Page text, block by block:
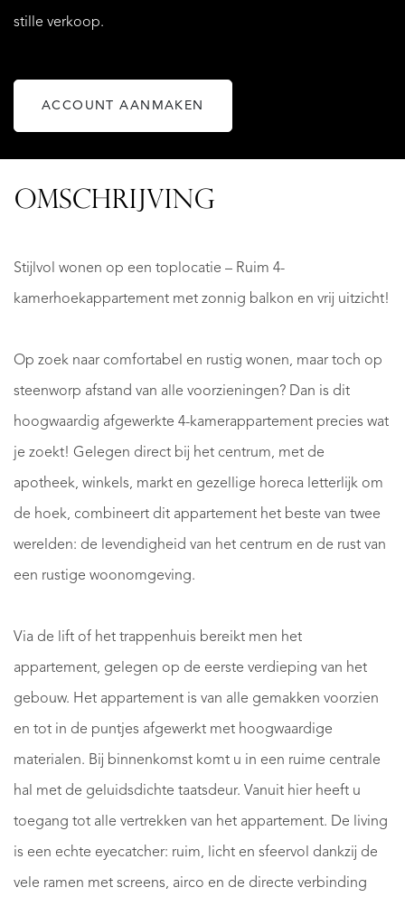
stille verkoop.
ACCOUNT AANMAKEN
OMSCHRIJVING
Stijlvol wonen op een toplocatie – Ruim 4-
kamerhoekappartement met zonnig balkon en vrij uitzicht!
Op zoek naar comfortabel en rustig wonen, maar toch op
steenworp afstand van alle voorzieningen? Dan is dit
hoogwaardig afgewerkte 4-kamerappartement precies wat
je zoekt! Gelegen direct bij het centrum, met de
apotheek, winkels, markt en gezellige horeca letterlijk om
de hoek, combineert dit appartement het beste van twee
werelden: de levendigheid van het centrum en de rust van
een rustige woonomgeving.
Via de lift of het trappenhuis bereikt men het
appartement, gelegen op de eerste verdieping van het
gebouw. Het appartement is van alle gemakken voorzien
en tot in de puntjes afgewerkt met hoogwaardige
materialen. Bij binnenkomst komt u in een ruime centrale
hal met de geluidsdichte taatsdeur. Vanuit hier heeft u
toegang tot alle vertrekken van het appartement. De living
is een echte eyecatcher: ruim, licht en sfeervol dankzij de
vele ramen met screens, airco en de directe verbinding